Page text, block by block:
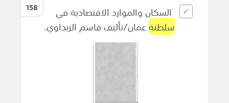
158
السكان والموارد الاقتصادية في
سلطنةعمان/تأليف قاسم الربداوي.